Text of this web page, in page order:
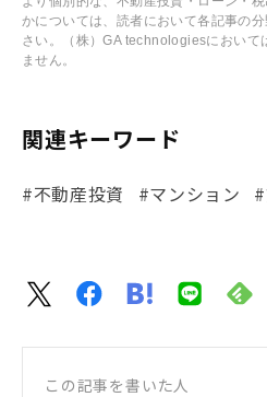
かについては、読者において各記事の
さい。（株）GA technologiesにおいて
ません。
関連キーワード
#不動産投資 #マンション
この記事を書いた人